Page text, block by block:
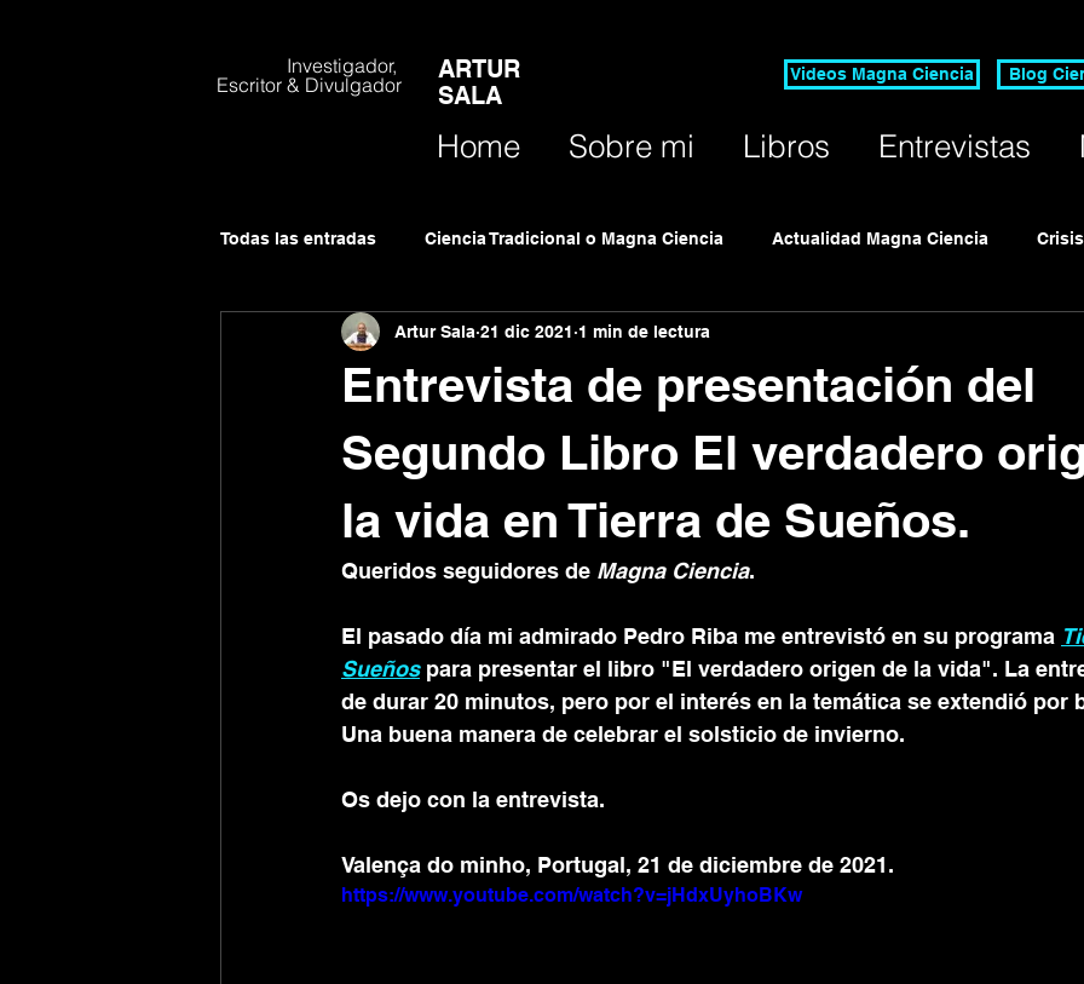
Investigador,
Escritor & Divulgador
ARTUR
SALA
Videos Magna Ciencia Blog
Home Sobre mi Libros Entrevistas
Todas las entradas Ciencia Tradicional o Magna Ciencia Actualidad Magna Ciencia
Cauac Editorial Nativa Curso Anual Ciencia Rigurosa
Entrevista de presentación del
Segundo Libro El verdadero
la vida en Tierra de Sueños.
Artur Sala 21 dic 2021 1 min de lectura
Queridos seguidores de Magna Ciencia.
El pasado día mi admirado Pedro Riba me entrevistó en su programa
Sueños para presentar el libro "El verdadero origen de la vida". La
de durar 20 minutos, pero por el interés en la temática se extendió por
Una buena manera de celebrar el solsticio de invierno.
Os dejo con la entrevista.
Valença do minho, Portugal, 21 de diciembre de 2021.
https://www.youtube.com/watch?v=jHdxUyhoBKw